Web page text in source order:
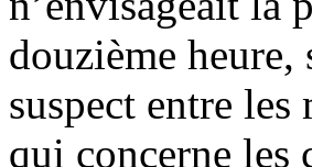
douzième
suspect entre
qui concerne les